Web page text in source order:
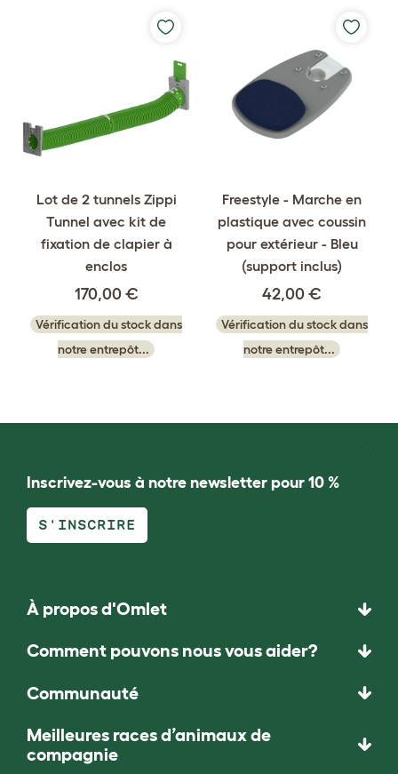
Lot de 2 tunnels Zippi
Tunnel avec kit de
fixation de clapier à
enclos
170,00 €
Vérification du stock dans
notre entrepôt...
Freestyle - Marche en
plastique avec coussin
pour extérieur - Bleu
(support inclus)
42,00 €
Vérification du stock dans
notre entrepôt...
Inscrivez-vous à notre newsletter pour 10 %
S'INSCRIRE
À propos d'Omlet
Comment pouvons nous vous aider?
Communauté
Meilleures races d’animaux de
compagnie